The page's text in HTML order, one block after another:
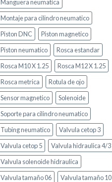
Manguera neumatica
Montaje para cilindro neumatico
Piston DNC
Piston magnetico
Piston neumatico
Rosca estandar
Rosca M10 X 1.25
Rosca M12 X 1.25
Rosca metrica
Rotula de ojo
Sensor magnetico
Solenoide
Soporte para cilindro neumatico
Tubing neumatico
Valvula cetop 3
Valvula cetop 5
Valvula hidraulica 4/3
Valvula solenoide hidraulica
Valvula tamaño 06
Valvula tamaño 10